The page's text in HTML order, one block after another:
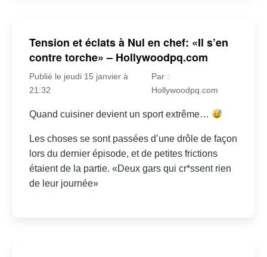
Tension et éclats à Nul en chef: «Il s’en
contre torche» – Hollywoodpq.com
Publié le jeudi 15 janvier à
21:32
Par :
Hollywoodpq.com
Quand cuisiner devient un sport extrême…
Les choses se sont passées d’une drôle de façon
lors du dernier épisode, et de petites frictions
étaient de la partie. «Deux gars qui cr*ssent rien
de leur journée»